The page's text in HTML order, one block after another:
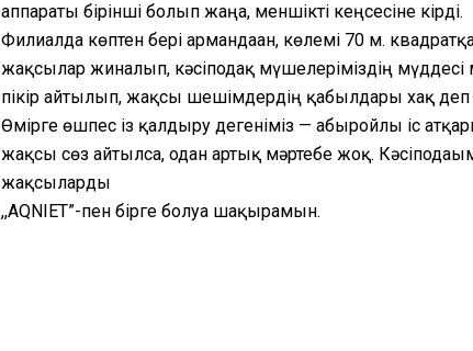
аппараты бірінші болып жаңа, меншікті кеңсесіне кірді.
Филиалда көптен бері армандаған, көлемі 70 м.
жақсылар жиналып, кәсіподақ мүшелеріміздің
пікір айтылып, жақсы шешімдердің қабылдары хақ
Өмірге өшпес із қалдыру дегеніміз — абыройлы іс
жақсы сөз айтылса, одан артық мәртебе жоқ.
жақсыларды
,,AQNIET”-пен бірге болуға шақырамын.